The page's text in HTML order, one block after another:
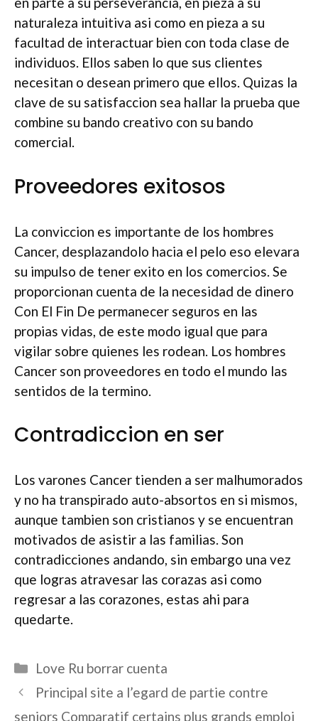
naturaleza intuitiva asi­ como en pieza a su
facultad de interactuar bien con toda clase de
individuos. Ellos saben lo que sus clientes
necesitan o desean primero que ellos. Quizas la
clave de su satisfaccion sea hallar la prueba que
combine su bando creativo con su bando
comercial.
Proveedores exitosos
La conviccion es importante de los hombres
Cancer, desplazandolo hacia el pelo eso elevara
su impulso de tener exito en los comercios. Se
proporcionan cuenta de la necesidad de dinero
Con El Fin De permanecer seguros en las
propias vidas, de este modo igual que para
vigilar sobre quienes les rodean. Los hombres
Cancer son proveedores en todo el mundo las
sentidos de la termino.
Contradiccion en ser
Los varones Cancer tienden a ser malhumorados
y no ha transpirado auto-absortos en si mismos,
aunque tambien son cristianos y se encuentran
motivados de asistir a las familias. Son
contradicciones andando, sin embargo una vez
que logras atravesar las corazas asi­ como
regresar a las corazones, estas ahi para
quedarte.
Categories
Love Ru borrar cuenta
Principal site a l’egard de partie contre
seniors Comparatif certains plus grands emploi